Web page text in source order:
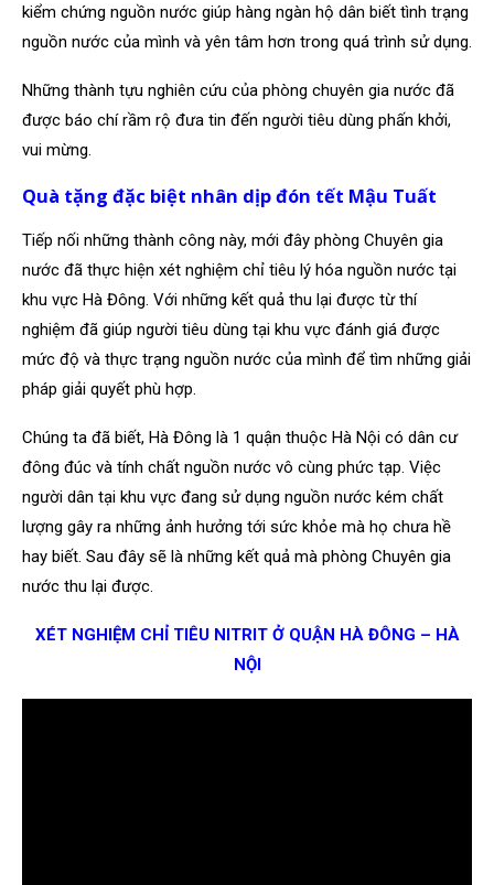
kiểm chứng nguồn nước giúp hàng ngàn hộ dân biết tình trạng
nguồn nước của mình và yên tâm hơn trong quá trình sử dụng.
Những thành tựu nghiên cứu của phòng chuyên gia nước đã
được báo chí rầm rộ đưa tin đến người tiêu dùng phấn khởi,
vui mừng.
Quà tặng đặc biệt nhân dịp đón tết Mậu Tuất
Tiếp nối những thành công này, mới đây phòng Chuyên gia
nước đã thực hiện xét nghiệm chỉ tiêu lý hóa nguồn nước tại
khu vực Hà Đông. Với những kết quả thu lại được từ thí
nghiệm đã giúp người tiêu dùng tại khu vực đánh giá được
mức độ và thực trạng nguồn nước của mình để tìm những giải
pháp giải quyết phù hợp.
Chúng ta đã biết, Hà Đông là 1 quận thuộc Hà Nội có dân cư
đông đúc và tính chất nguồn nước vô cùng phức tạp. Việc
người dân tại khu vực đang sử dụng nguồn nước kém chất
lượng gây ra những ảnh hưởng tới sức khỏe mà họ chưa hề
hay biết. Sau đây sẽ là những kết quả mà phòng Chuyên gia
nước thu lại được.
XÉT NGHIỆM CHỈ TIÊU NITRIT Ở QUẬN HÀ ĐÔNG – HÀ
NỘI